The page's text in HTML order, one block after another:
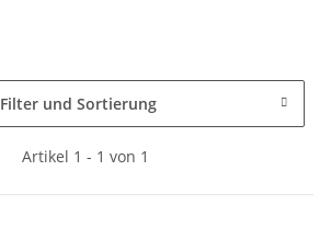
Filter und Sortierung
Artikel 1 - 1 von 1